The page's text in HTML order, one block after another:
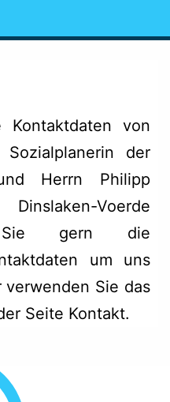
von
der
Herrn Philipp
Voerde
gern die
um uns
Sie das
Seite Kontakt.